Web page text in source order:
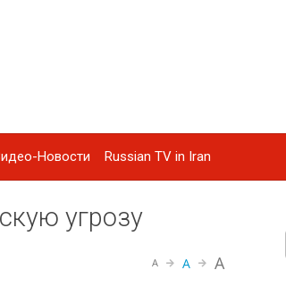
Новости Russian TV in Iran
угрозу
A A A